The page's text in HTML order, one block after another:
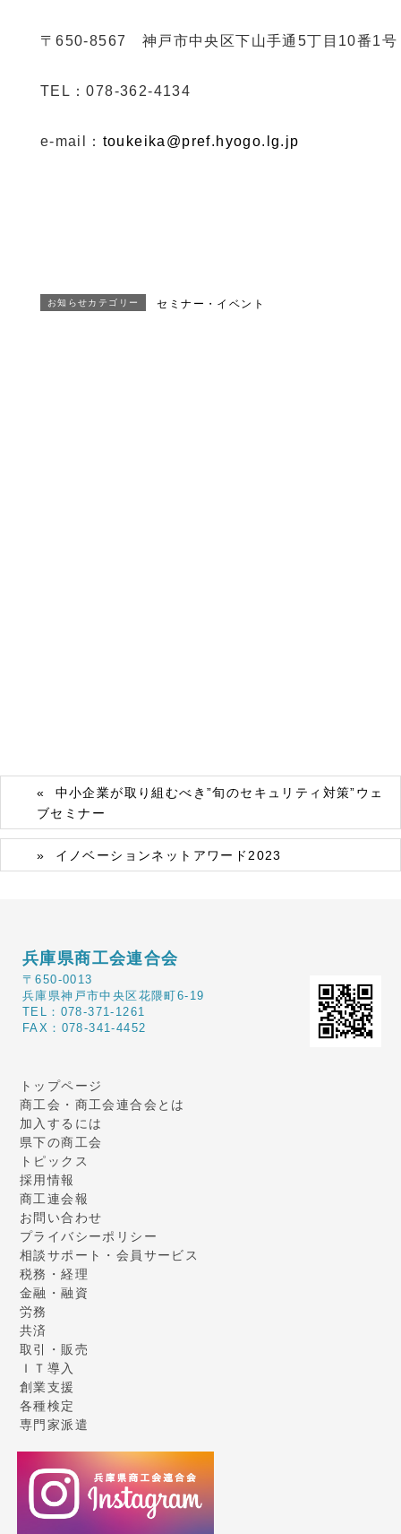
〒650-8567 神戸市中央区下山手通5丁目10番1号
TEL：078-362-4134
e-mail： toukeika@pref.hyogo.lg.jp
お知らせカテゴリー セミナー・イベント
中小企業が取り組むべき”旬のセキュリティ対策”ウェ
ブセミナー
イノベーションネットアワード2023
兵庫県商工会連合会
〒650-0013
兵庫県神戸市中央区花隈町6-19
TEL：078-371-1261
FAX：078-341-4452
トップページ
商工会・商工会連合会とは
加入するには
県下の商工会
トピックス
採用情報
商工連会報
お問い合わせ
プライバシーポリシー
相談サポート・会員サービス
税務・経理
金融・融資
労務
共済
取引・販売
ＩＴ導入
創業支援
各種検定
専門家派遣